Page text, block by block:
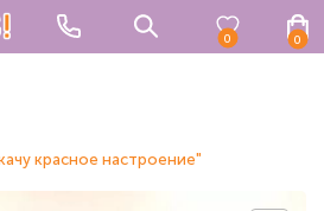
0 0
красное настроение"